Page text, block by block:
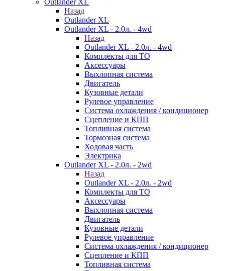
Outlander XL
Назад
Outlander XL
Outlander XL - 2.0л. - 4wd
Назад
Outlander XL - 2.0л. - 4wd
Комплекты для ТО
Аксессуары
Выхлопная система
Двигатель
Кузовные детали
Рулевое управление
Система охлаждения / кондиционер
Сцепление и КПП
Топливная система
Тормозная система
Ходовая часть
Электрика
Outlander XL - 2.0л. - 2wd
Назад
Outlander XL - 2.0л. - 2wd
Комплекты для ТО
Аксессуары
Выхлопная система
Двигатель
Кузовные детали
Рулевое управление
Система охлаждения / кондиционер
Сцепление и КПП
Топливная система